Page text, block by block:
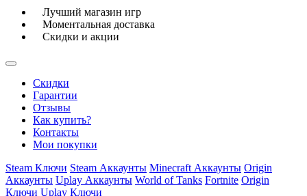
Лучший магазин игр
Моментальная доставка
Скидки и акции
Скидки
Гарантии
Отзывы
Как купить?
Контакты
Мои покупки
Steam Ключи Steam Аккаунты Minecraft Аккаунты Origin
Аккаунты Uplay Аккаунты World of Tanks Fortnite Origin
Ключи Uplay Ключи